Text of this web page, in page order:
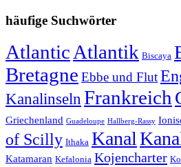
häufige Suchwörter
Atlantic Atlantik Biscaya
Bretagne Ebbe und Flut
KanalinselnFrankreich
Griechenland Guadeloupe Hallberg-Rassy
of Scilly Ithaka Kanal
Katamaran Kefalonia Kojencharter